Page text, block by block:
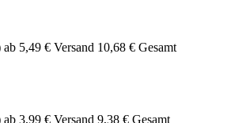
ab 5,49 € Versand 10,68 € Gesamt
ab 3,99 € Versand 9,38 € Gesamt